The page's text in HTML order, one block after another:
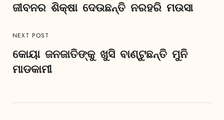
ଜୀବନର ଶିକ୍ଷା ଦେଉଛନ୍ତି ନରହରି ମଉସା
NEXT POST
କୋୟା ଜନଜାତିଙ୍କୁ ଖୁସି ବାଣ୍ଟୁଛନ୍ତି ମୁନି
ମାଡକାମୀ